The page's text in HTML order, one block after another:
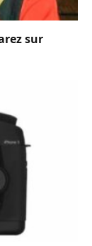
sur